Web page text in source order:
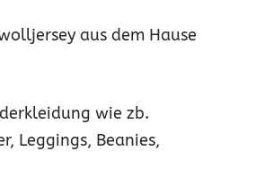
aus dem Hause
wie zb.
Leggings, Beanies,